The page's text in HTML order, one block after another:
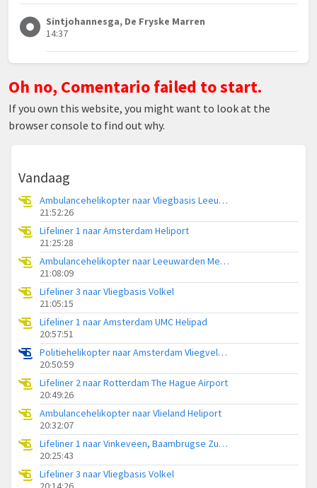
Sintjohannesga, De Fryske Marren
14:37
Oh no, Comentario failed to start.
If you own this website, you might want to look at the
browser console to find out why.
Vandaag
Ambulancehelikopter naar Vliegbasis Leeuwarden
21:52:26
Lifeliner 1 naar Amsterdam Heliport
21:25:28
Ambulancehelikopter naar Leeuwarden Medical Center Heliport
21:08:09
Lifeliner 3 naar Vliegbasis Volkel
21:05:15
Lifeliner 1 naar Amsterdam UMC Helipad
20:57:51
Politiehelikopter naar Amsterdam Vliegveld Schiphol
20:50:59
Lifeliner 2 naar Rotterdam The Hague Airport
20:49:26
Ambulancehelikopter naar Vlieland Heliport
20:32:07
Lifeliner 1 naar Vinkeveen, Baambrugse Zuwe
20:25:43
Lifeliner 3 naar Vliegbasis Volkel